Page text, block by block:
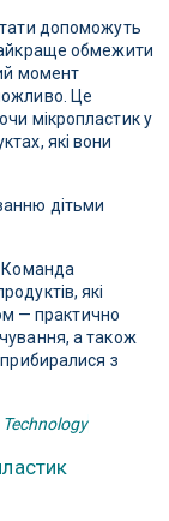
допоможуть
обмежити
момент
Це
мікропластик у
які вони
дітьми
Команда
які
— практично
а також
з